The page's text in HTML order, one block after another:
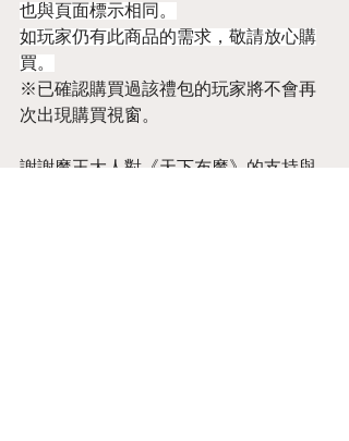
也與頁面標示相同。
如玩家仍有此商品的需求，敬請放心購
買。
※已確認購買過該禮包的玩家將不會再
次出現購買視窗。
謝謝魔王大人對《天下布魔》的支持與